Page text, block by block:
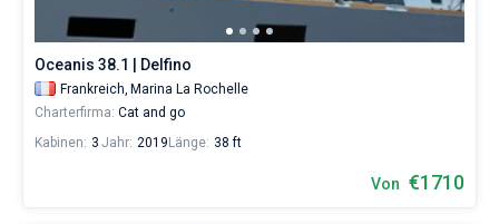
Oceanis 38.1 | Delfino
Frankreich, Marina La Rochelle
Charterfirma: Cat and go
Kabinen: 3 Jahr: 2019 Länge: 38 ft
Von €1710